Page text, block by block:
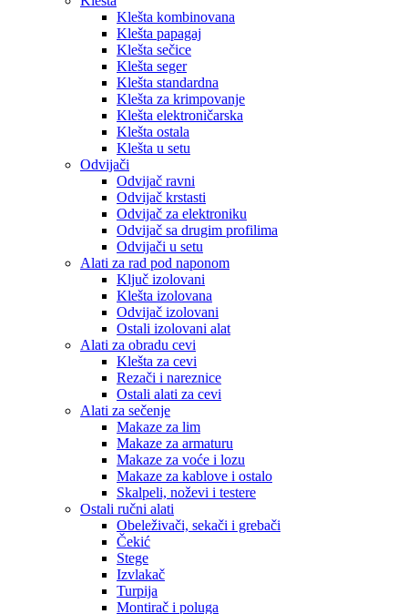
Klešta kombinovana
Klešta papagaj
Klešta sečice
Klešta seger
Klešta standardna
Klešta za krimpovanje
Klešta elektroničarska
Klešta ostala
Klešta u setu
Odvijači
Odvijač ravni
Odvijač krstasti
Odvijač za elektroniku
Odvijač sa drugim profilima
Odvijači u setu
Alati za rad pod naponom
Ključ izolovani
Klešta izolovana
Odvijač izolovani
Ostali izolovani alat
Alati za obradu cevi
Klešta za cevi
Rezači i nareznice
Ostali alati za cevi
Alati za sečenje
Makaze za lim
Makaze za armaturu
Makaze za voće i lozu
Makaze za kablove i ostalo
Skalpeli, noževi i testere
Ostali ručni alati
Obeleživači, sekači i grebači
Čekić
Stege
Izvlakač
Turpija
Montirač i poluga